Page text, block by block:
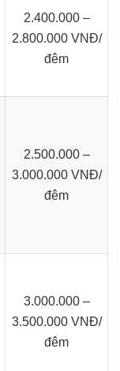
2.400.000 –
2.800.000 VNĐ/
đêm
2.500.000 –
3.000.000 VNĐ/
đêm
3.000.000 –
3.500.000 VNĐ/
đêm